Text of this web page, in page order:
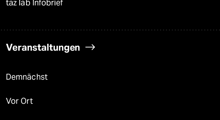
taz lab Infobrief
Veranstaltungen
Demnächst
Vor Ort